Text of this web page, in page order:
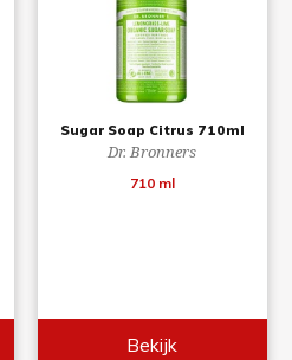
Sugar Soap Citrus 710ml
Dr. Bronners
710 ml
Bekijk